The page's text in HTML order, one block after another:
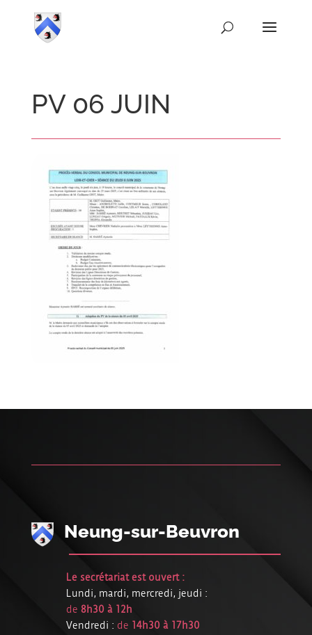
PV 06 JUIN
Neung-sur-Beuvron
Le secrétariat est ouvert :
Lundi, mardi, mercredi, jeudi :
de 8h30 à 12h
Vendredi : de 14h30 à 17h30